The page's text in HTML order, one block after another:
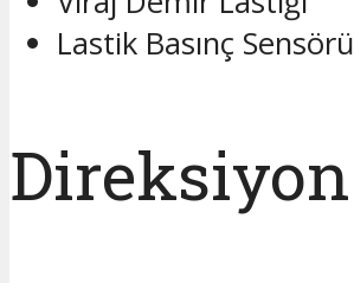
Lastik Basınç Sensörü
Direksiyon